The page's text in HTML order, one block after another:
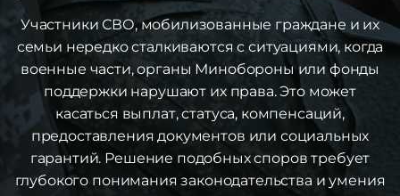
Участники СВО, мобилизованные граждане и их
семьи нередко сталкиваются с ситуациями, когда
военные части, органы Минобороны или фонды
поддержки нарушают их права. Это может
касаться выплат, статуса, компенсаций,
предоставления документов или социальных
гарантий. Решение подобных споров требует
глубокого понимания законодательства и умения